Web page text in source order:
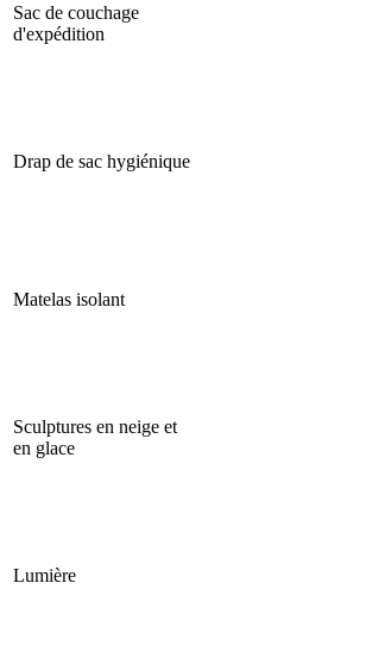
Sac de couchage
d'expédition
Drap de sac hygiénique
Matelas isolant
Sculptures en neige et
en glace
Lumière